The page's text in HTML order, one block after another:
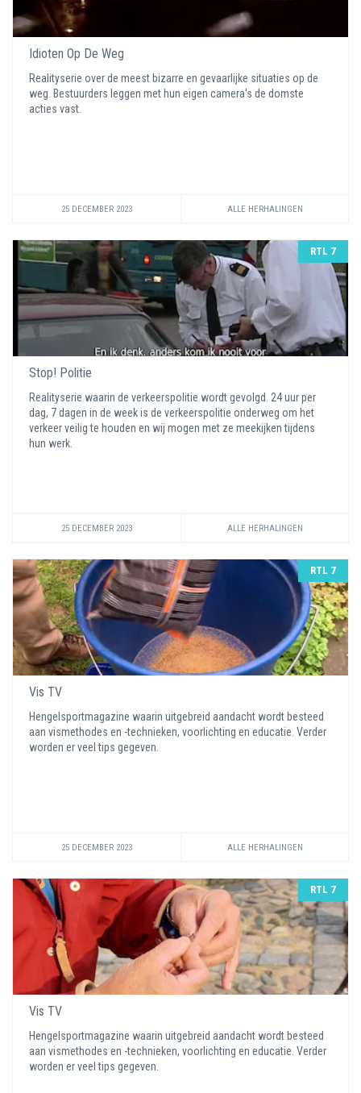
Idioten Op De Weg
Realityserie over de meest bizarre en gevaarlijke situaties op de
weg. Bestuurders leggen met hun eigen camera's de domste
acties vast.
25 DECEMBER 2023 ALLE HERHALINGEN
RTL 7
Stop! Politie
Realityserie waarin de verkeerspolitie wordt gevolgd. 24 uur per
dag, 7 dagen in de week is de verkeerspolitie onderweg om het
verkeer veilig te houden en wij mogen met ze meekijken tijdens
hun werk.
25 DECEMBER 2023 ALLE HERHALINGEN
RTL 7
Vis TV
Hengelsportmagazine waarin uitgebreid aandacht wordt besteed
aan vismethodes en -technieken, voorlichting en educatie. Verder
worden er veel tips gegeven.
25 DECEMBER 2023 ALLE HERHALINGEN
RTL 7
Vis TV
Hengelsportmagazine waarin uitgebreid aandacht wordt besteed
aan vismethodes en -technieken, voorlichting en educatie. Verder
worden er veel tips gegeven.